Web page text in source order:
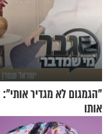
"הגמגום לא מגדיר
אותו